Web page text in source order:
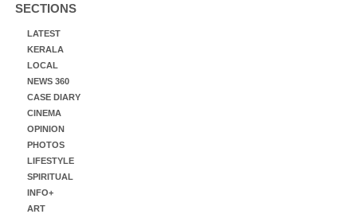
SECTIONS
LATEST
KERALA
LOCAL
NEWS 360
CASE DIARY
CINEMA
OPINION
PHOTOS
LIFESTYLE
SPIRITUAL
INFO+
ART